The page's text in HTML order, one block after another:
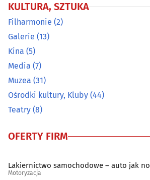
KULTURA, SZTUKA
Filharmonie (2)
Galerie (13)
Kina (5)
Media (7)
Muzea (31)
Ośrodki kultury, Kluby (44)
Teatry (8)
OFERTY FIRM
Lakiernictwo samochodowe – auto jak
Motoryzacja